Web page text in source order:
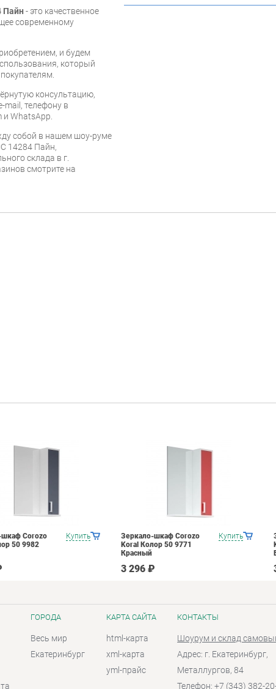
Пайн- это качественное
современному
и будем
который
консультацию,
телефону в
и WhatsApp.
собой в нашем шоу-руме
14284 Пайн,
склада в г.
смотрите на
Купить
Corozo
50 9982
Купить
Зеркало-шкаф Corozo
Koral Колор 50 9771
Красный
3 296 ₽
ГОРОДА
Весь мир
Екатеринбург
КАРТА САЙТА
html-карта
xml-карта
yml-прайс
КОНТАКТЫ
Шоурум и склад
Адрес: г. Екатеринбург,
Металлургов, 84
Телефон: +7 (343) 382-